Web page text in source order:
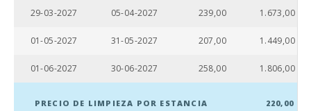
acuático -
Alcudia (km):
Elm(km):
29-03-2027 05-04-2027 239,00 1.673,00
01-05-2027 31-05-2027 207,00 1.449,00
01-06-2027 30-06-2027 258,00 1.806,00
PRECIO DE LIMPIEZA POR ESTANCIA 220,00